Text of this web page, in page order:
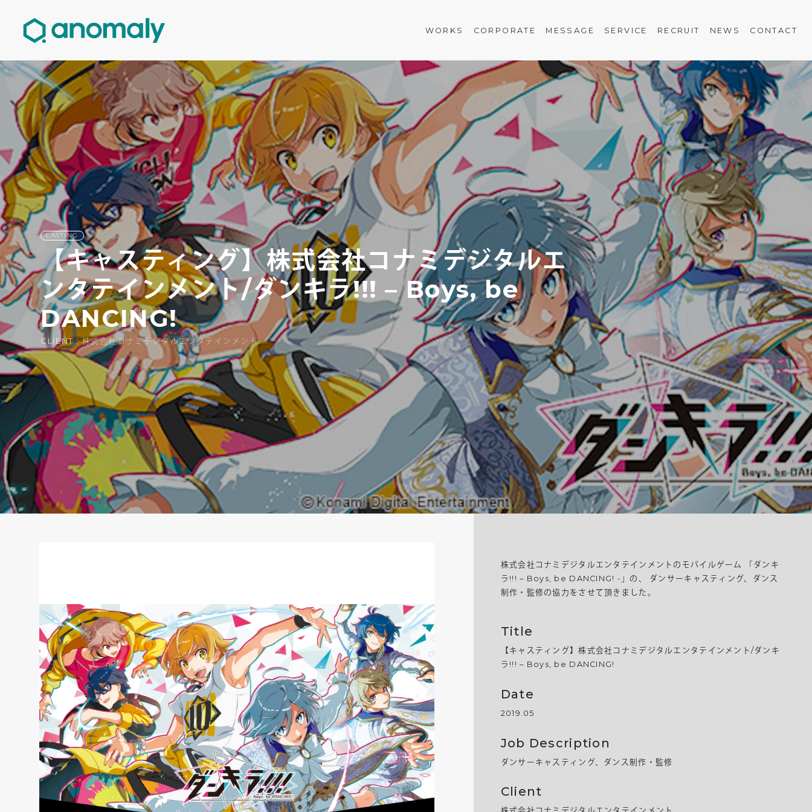
WORKS CORPORATE MESSAGE SERVICE RECRUIT NEWS CONTACT
CASTING
【キャスティング】株式会社コナミデジタルエ
ンタテインメント/ダンキラ!!! – Boys, be
DANCING!
CLIENT : 株式会社コナミデジタルエンタテインメント
株式会社コナミデジタルエンタテインメントのモバイルゲーム 「ダンキ
ラ!!! – Boys, be DANCING! -」の、 ダンサーキャスティング、ダンス
制作・監修の協力をさせて頂きました。
Title
【キャスティング】株式会社コナミデジタルエンタテインメント/ダンキ
ラ!!! – Boys, be DANCING!
Date
2019.05
Job Description
ダンサーキャスティング、ダンス制作・監修
Client